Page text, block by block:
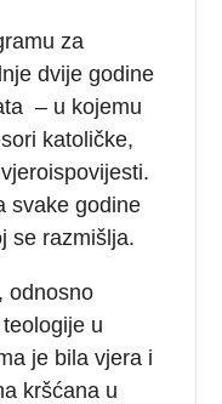
za
dvije godine
– u kojemu
katoličke,
svake godine
se razmišlja.
odnosno
u
je bila vjera i
kršćana u